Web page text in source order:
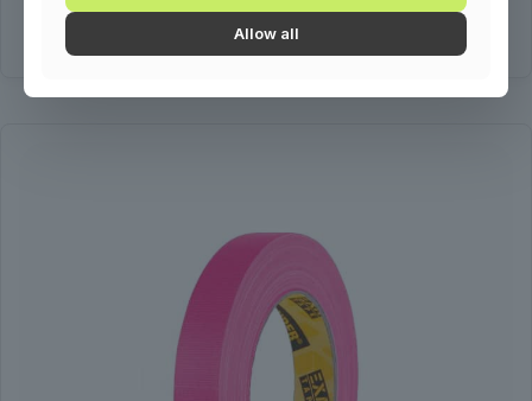
Kosárba teszem
Allow all